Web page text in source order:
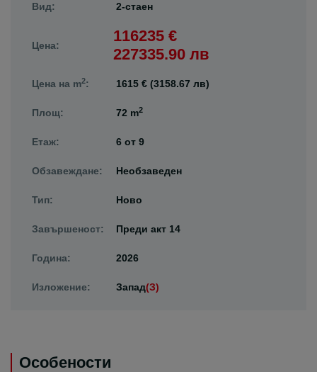
Вид: 2-стаен
Цена:
116235 €
227335.90 лв
Цена на m2: 1615 € (3158.67 лв)
Площ: 72 m2
Етаж: 6 от 9
Обзавеждане: Необзаведен
Тип: Ново
Завършеност: Преди акт 14
Година: 2026
Изложение: Запад(З)
Особености